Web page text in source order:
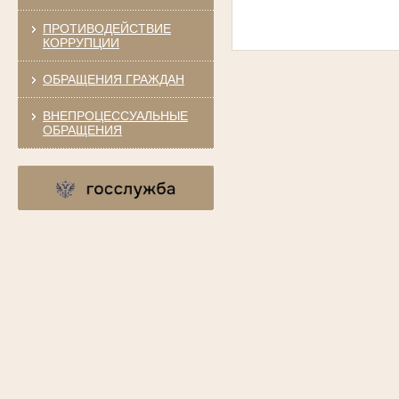
ПРОТИВОДЕЙСТВИЕ
КОРРУПЦИИ
ОБРАЩЕНИЯ ГРАЖДАН
ВНЕПРОЦЕССУАЛЬНЫЕ
ОБРАЩЕНИЯ